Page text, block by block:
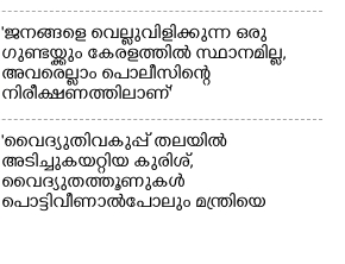
'ജനങ്ങളെ വെല്ലുവിളിക്കുന്ന ഒരു
ഗുണ്ടയ്ക്കും കേരളത്തിൽ സ്ഥാനമില്ല,​
അവരെല്ലാം പൊലീസിന്റെ
നിരീക്ഷണത്തിലാണ്'
'വൈദ്യുതിവകുപ്പ് തലയിൽ
അടിച്ചുകയറ്റിയ കുരിശ്‌,
വൈദ്യുതത്തൂണുകൾ
പൊട്ടിവീണാൽപോലും മന്ത്രിയെ